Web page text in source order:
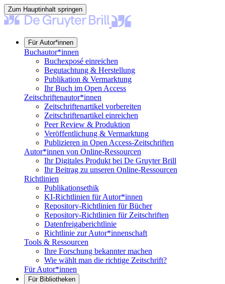
Zum Hauptinhalt springen
Für Autor*innen
Buchautor*innen
Buchexposé einreichen
Begutachtung & Herstellung
Publikation & Vermarktung
Ihr Buch im Open Access
Zeitschriftenautor*innen
Zeitschriftenartikel vorbereiten
Zeitschriftenartikel einreichen
Peer Review & Produktion
Veröffentlichung & Vermarktung
Publizieren in Open Access-Zeitschriften
Autor*innen von Online-Ressourcen
Ihr Digitales Produkt bei De Gruyter Brill
Ihr Beitrag zu unseren Online-Ressourcen
Richtlinien
Publikationsethik
KI-Richtlinien für Autor*innen
Repository-Richtlinien für Bücher
Repository-Richtlinien für Zeitschriften
Datenfreigaberichtlinie
Richtlinie zur Autor*innenschaft
Tools & Ressourcen
Ihre Forschung bekannter machen
Wie wählt man die richtige Zeitschrift?
Für Autor*innen
Für Bibliotheken